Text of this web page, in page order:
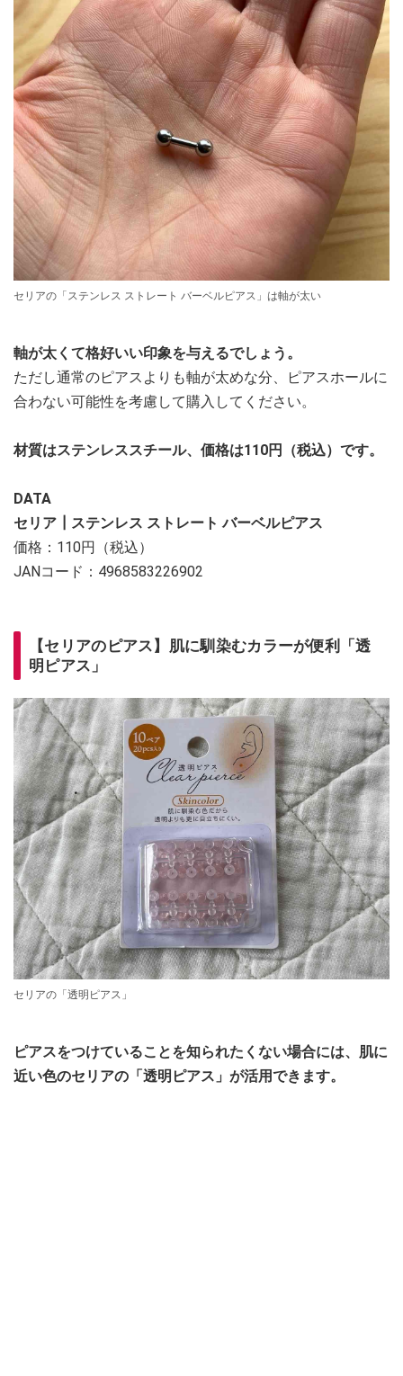
セリアの「ステンレス ストレート バーベルピアス」は軸が太い
軸が太くて格好いい印象を与えるでしょう。
ただし通常のピアスよりも軸が太めな分、ピアスホールに
合わない可能性を考慮して購入してください。
材質はステンレススチール、価格は110円（税込）です。
DATA
セリア┃ステンレス ストレート バーベルピアス
価格：110円（税込）
JANコード：4968583226902
【セリアのピアス】肌に馴染むカラーが便利「透
明ピアス」
セリアの「透明ピアス」
ピアスをつけていることを知られたくない場合には、肌に
近い色のセリアの「透明ピアス」が活用できます。